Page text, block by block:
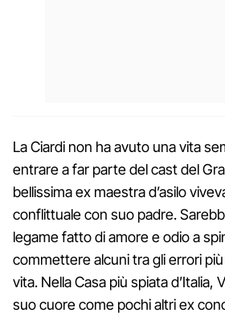
La Ciardi non ha avuto una vita
entrare a far parte del cast del
bellissima ex maestra d’asilo
conflittuale con suo padre.
legame fatto di amore e odio a
commettere alcuni tra gli errori
vita. Nella Casa più spiata d’Italia,
suo cuore come pochi altri ex